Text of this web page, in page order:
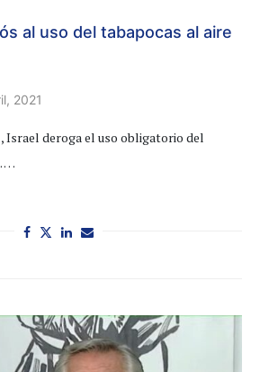
al uso del tabapocas al aire
2021
Israel deroga el uso obligatorio del
…